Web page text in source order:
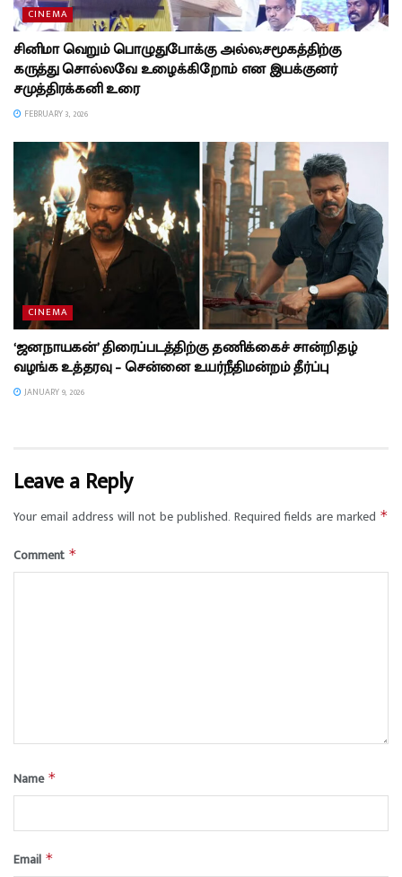
CINEMA
சினிமா வெறும் பொழுதுபோக்கு அல்ல;சமூகத்திற்கு
கருத்து சொல்லவே உழைக்கிறோம் என இயக்குனர்
சமுத்திரக்கனி உரை
FEBRUARY 3, 2026
CINEMA
‘ஜனநாயகன்’ திரைப்படத்திற்கு தணிக்கைச் சான்றிதழ்
வழங்க உத்தரவு – சென்னை உயர்நீதிமன்றம் தீர்ப்பு
JANUARY 9, 2026
Leave a Reply
Your email address will not be published. Required fields are marked *
Comment *
Name *
Email *